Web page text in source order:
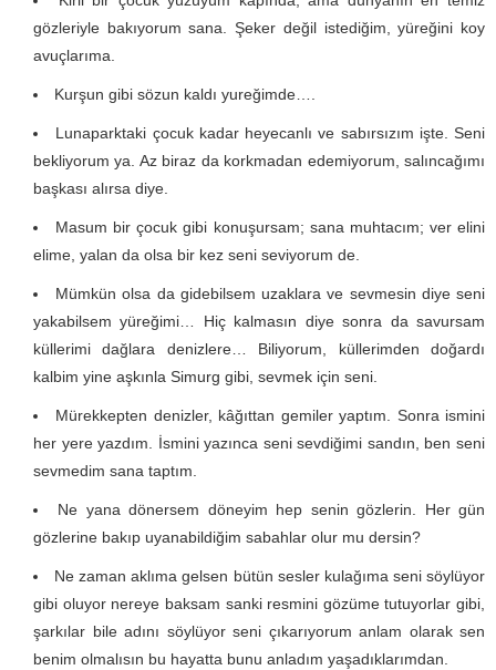
gözleriyle bakıyorum sana. Şeker değil istediğim, yüreğini koy
avuçlarıma.
Kurşun gibi sözun kaldı yureğimde….
Lunaparktaki çocuk kadar heyecanlı ve sabırsızım işte. Seni
bekliyorum ya. Az biraz da korkmadan edemiyorum, salıncağımı
başkası alırsa diye.
Masum bir çocuk gibi konuşursam; sana muhtacım; ver elini
elime, yalan da olsa bir kez seni seviyorum de.
Mümkün olsa da gidebilsem uzaklara ve sevmesin diye seni
yakabilsem yüreğimi… Hiç kalmasın diye sonra da savursam
küllerimi dağlara denizlere… Biliyorum, küllerimden doğardı
kalbim yine aşkınla Simurg gibi, sevmek için seni.
Mürekkepten denizler, kâğıttan gemiler yaptım. Sonra ismini
her yere yazdım. İsmini yazınca seni sevdiğimi sandın, ben seni
sevmedim sana taptım.
Ne yana dönersem döneyim hep senin gözlerin. Her gün
gözlerine bakıp uyanabildiğim sabahlar olur mu dersin?
Ne zaman aklıma gelsen bütün sesler kulağıma seni söylüyor
gibi oluyor nereye baksam sanki resmini gözüme tutuyorlar gibi,
şarkılar bile adını söylüyor seni çıkarıyorum anlam olarak sen
benim olmalısın bu hayatta bunu anladım yaşadıklarımdan.